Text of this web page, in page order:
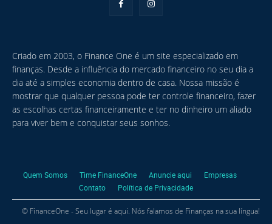
Criado em 2003, o Finance One é um site especializado em
finanças. Desde a influência do mercado financeiro no seu dia a
dia até a simples economia dentro de casa. Nossa missão é
mostrar que qualquer pessoa pode ter controle financeiro, fazer
as escolhas certas financeiramente e ter no dinheiro um aliado
para viver bem e conquistar seus sonhos.
Quem Somos Time FinanceOne Anuncie aqui
Empresas
Contato
Política de Privacidade
© FinanceOne - Seu lugar é aqui. Nós falamos de Finanças na sua língua!